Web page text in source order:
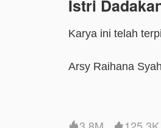
Istri
Arsy Raihana
setelah ia
 